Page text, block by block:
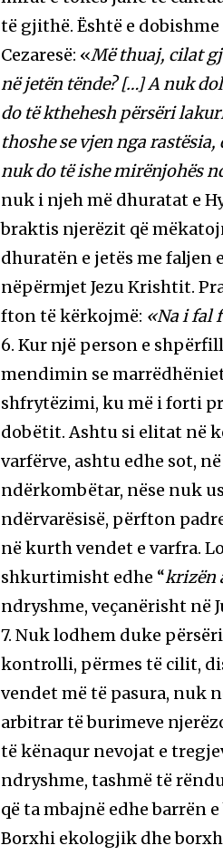
të gjithë. Është e
Cezaresë: «Më thuaj, cilat
në jetën tënde? […] A nuk
do të kthehesh përsëri
thoshe se vjen nga
nuk do të ishe mirënjohës
nuk i njeh më dhuratat e
braktis njerëzit që
dhuratën e jetës me
nëpërmjet Jezu Krishtit.
fton të kërkojmë: «Na i fal
6. Kur një person e
mendimin se
shfrytëzimi, ku më i forti
dobëtit. Ashtu si elitat në
varfërve, ashtu edhe sot,
ndërkombëtar, nëse nuk
ndërvarësisë, përfton
në kurth vendet e varfra.
shkurtimisht edhe “krizën
ndryshme, veçanërisht në
7. Nuk lodhem duke
kontrolli, përmes të cilit,
vendet më të pasura, nuk
arbitrar të burimeve
të kënaqur nevojat e
ndryshme, tashmë të
që ta mbajnë edhe barrën
Borxhi ekologjik dhe